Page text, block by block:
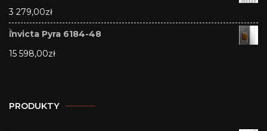
3 279,00zł
Invicta Pyra 6184-48
15 598,00zł
PRODUKTY